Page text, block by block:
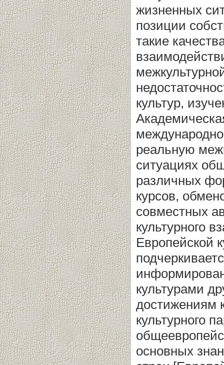
жизненных
позиции
такие
культур,
реальную
ситуациях
различных
курсов,
совместных
культурного
Европейской
культурами
достижениям
культурного
основных